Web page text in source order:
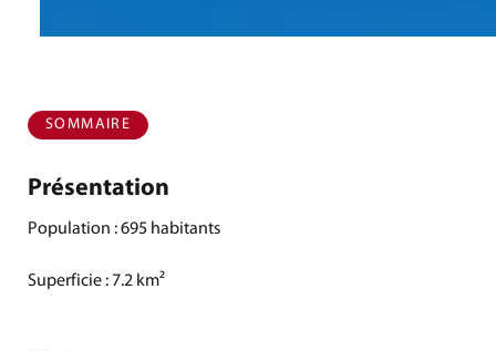
Présentation
Population : 695 habitants
Superficie : 7.2 km²
SOMMAIRE